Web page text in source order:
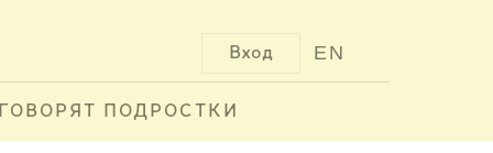
EN
Вход
ПОДРОСТКИ